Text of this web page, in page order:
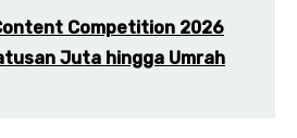
Competition 2026
Juta hingga Umrah